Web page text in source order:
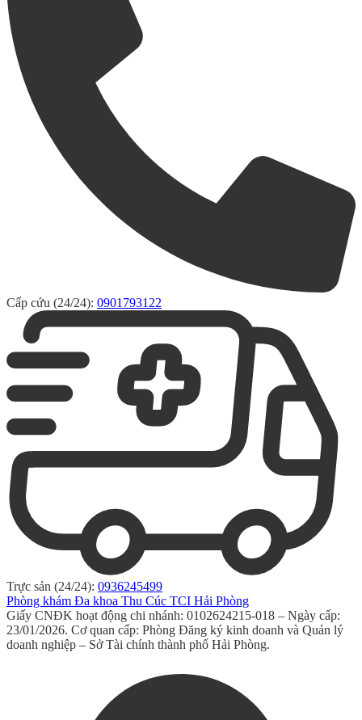
Cấp cứu (24/24): 0901793122
Trực sản (24/24): 0936245499
Phòng khám Đa khoa Thu Cúc TCI Hải Phòng
Giấy CNĐK hoạt động chi nhánh: 0102624215-018 – Ngày cấp:
23/01/2026. Cơ quan cấp: Phòng Đăng ký kinh doanh và Quản lý
doanh nghiệp – Sở Tài chính thành phố Hải Phòng.